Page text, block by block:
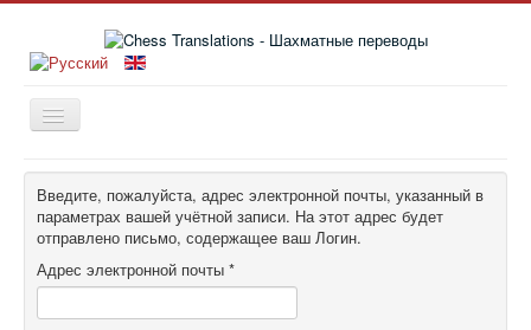
Главная
Книги
Новости
Статьи
Введите, пожалуйста, адрес электронной почты, указанный в
параметрах вашей учётной записи. На этот адрес будет
отправлено письмо, содержащее ваш Логин.
Адрес электронной почты *